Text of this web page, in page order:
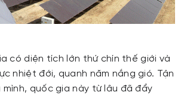
có diện tích lớn thứ chín thế giới và
nhiệt đới, quanh năm nắng gió. Tận
quốc gia này từ lâu đã đẩy